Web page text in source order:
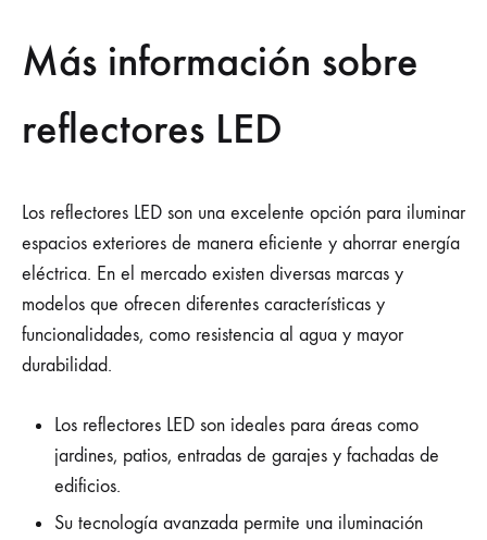
tecnología
eficiente
2024
SHARE
HAY
COMENTARIOS
EN
ILUMINA
EFICIENTE
Más información sobre
reflectores LED
Los reflectores LED son una excelente opción para iluminar
espacios exteriores de manera eficiente y ahorrar energía
eléctrica. En el mercado existen diversas marcas y
modelos que ofrecen diferentes características y
funcionalidades, como resistencia al agua y mayor
durabilidad.
Los reflectores LED son ideales para áreas como
jardines, patios, entradas de garajes y fachadas de
edificios.
Su tecnología avanzada permite una iluminación